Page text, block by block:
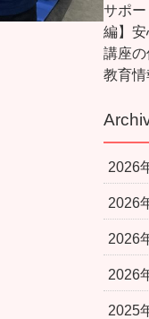
サポー
編】
講座
教育情
2026
2026
2026
2026
2025